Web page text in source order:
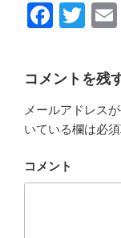
F
c
e
b
o
o
T
tt
er
コメントを残
メールアドレス
いている欄は必
コメント